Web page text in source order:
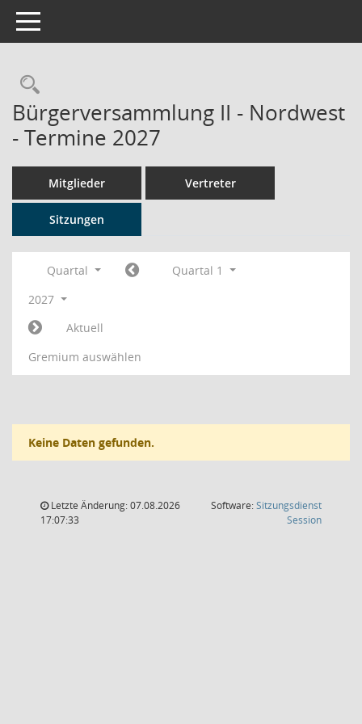
Toggle navigation
Rechercheauswahl
Bürgerversammlung II - Nordwest
- Termine 2027
Mitglieder Vertreter
Sitzungen
Quartal
Quartal 1
2027
Aktuell
Gremium auswählen
Keine Daten gefunden.
Letzte Änderung: 07.08.2026
17:07:33
Software:Sitzungsdienst
Session(Wird in